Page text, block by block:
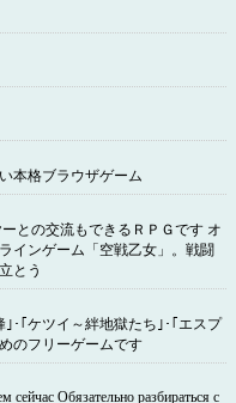
本格ブラウザゲーム
との交流もできるＲＰＧです オ
ンゲーム「空戦乙女」。戦闘
とう
･｢ケツイ～絆地獄たち｣･｢エスプ
のフリーゲームです
Обязательно разбираться с